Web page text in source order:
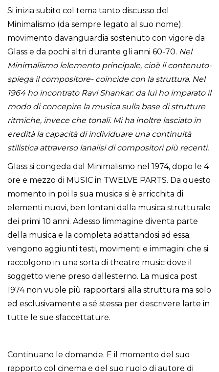
Si inizia subito col tema tanto discusso del
Minimalismo (da sempre legato al suo nome):
movimento davanguardia sostenuto con vigore da
Glass e da pochi altri durante gli anni 60-70. Nel
Minimalismo lelemento principale, cioè il contenuto-
spiega il compositore- coincide con la struttura. Nel
1964 ho incontrato Ravi Shankar: da lui ho imparato il
modo di concepire la musica sulla base di strutture
ritmiche, invece che tonali. Mi ha inoltre lasciato in
eredità la capacità di individuare una continuità
stilistica attraverso lanalisi di compositori più recenti.
Glass si congeda dal Minimalismo nel 1974, dopo le 4
ore e mezzo di MUSIC in TWELVE PARTS. Da questo
momento in poi la sua musica si è arricchita di
elementi nuovi, ben lontani dalla musica strutturale
dei primi 10 anni. Adesso limmagine diventa parte
della musica e la completa adattandosi ad essa;
vengono aggiunti testi, movimenti e immagini che si
raccolgono in una sorta di theatre music dove il
soggetto viene preso dallesterno. La musica post
1974 non vuole più rapportarsi alla struttura ma solo
ed esclusivamente a sé stessa per descrivere larte in
tutte le sue sfaccettature.
Continuano le domande. E il momento del suo
rapporto col cinema e del suo ruolo di autore di